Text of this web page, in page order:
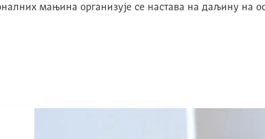
мањина организује се настава на даљину на